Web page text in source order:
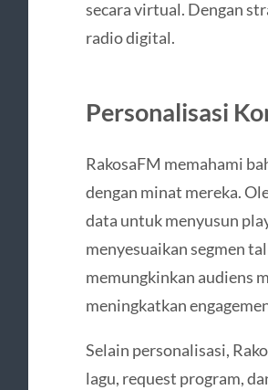
secara virtual. Dengan
radio digital.
Personalisasi
RakosaFM memahami
dengan minat mereka.
data untuk menyusun
menyesuaikan segmen
memungkinkan audiens
meningkatkan
Selain personalisasi,
lagu, request program,